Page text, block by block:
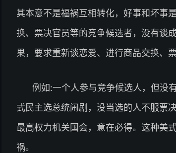
其本意不是福祸互相转化，好事和坏事
换、票决官员等的竞争候选者，没有谈
果，要求重新谈恋爱、进行商品交换、
例如:一个人参与竞争候选人，但没
式民主选总统闹剧，没当选的人不服票
最高权力机关国会，意在必得。这种美
祸。